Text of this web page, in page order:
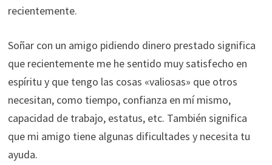
recientemente.
Soñar con un amigo pidiendo dinero prestado significa
que recientemente me he sentido muy satisfecho en
espíritu y que tengo las cosas «valiosas» que otros
necesitan, como tiempo, confianza en mí mismo,
capacidad de trabajo, estatus, etc. También significa
que mi amigo tiene algunas dificultades y necesita tu
ayuda.